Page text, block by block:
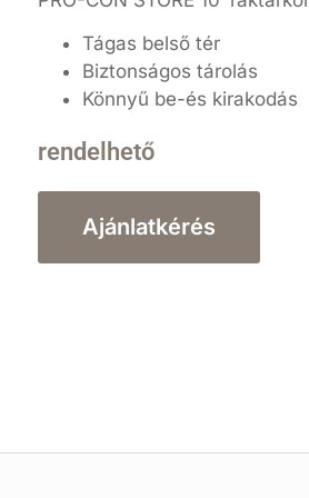
Tágas belső tér
Biztonságos tárolás
Könnyű be-és kirakodás
rendelhető
Ajánlatkérés